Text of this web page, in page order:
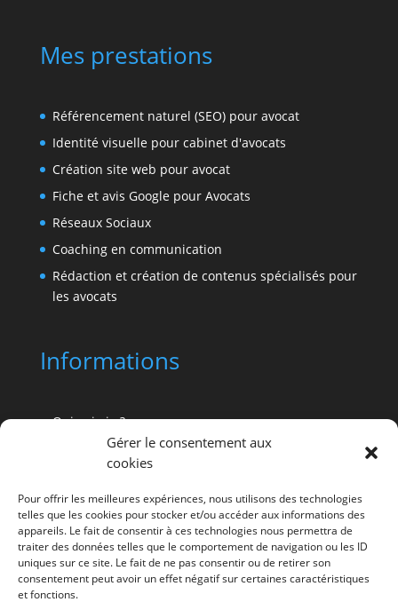
Gérer le consentement aux
cookies
Pour offrir les meilleures expériences, nous utilisons des technologies
telles que les cookies pour stocker et/ou accéder aux informations des
appareils. Le fait de consentir à ces technologies nous permettra de
traiter des données telles que le comportement de navigation ou les ID
uniques sur ce site. Le fait de ne pas consentir ou de retirer son
consentement peut avoir un effet négatif sur certaines caractéristiques
et fonctions.
Mes prestations
Référencement naturel (SEO) pour avocat
Identité visuelle pour cabinet d'avocats
Création site web pour avocat
Fiche et avis Google pour Avocats
Réseaux Sociaux
Coaching en communication
Rédaction et création de contenus spécialisés pour
les avocats
Informations
Qui suis-je ?
Pourquoi Advocatus ?
Vos questions sur la communication de profession
de droit
La veille et les dernières actus
Prise de RDV gratuit
Contact agence communication avocat